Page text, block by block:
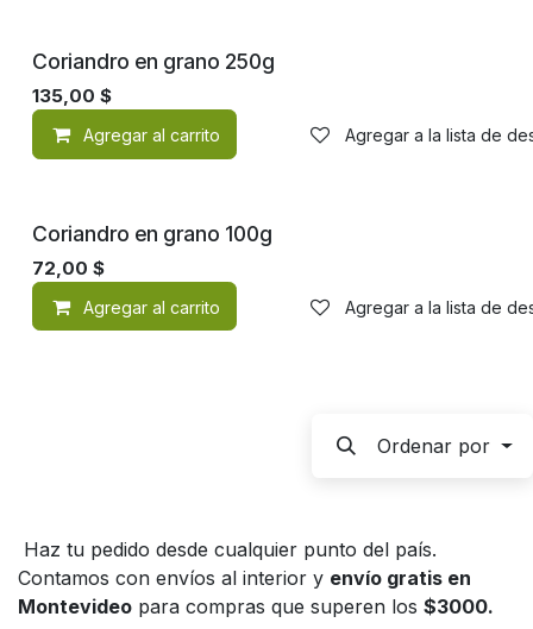
Coriandro en grano 250g
135,00 $
Agregar al carrito Agregar a la lista de
Coriandro en grano 100g
72,00 $
Agregar al carrito Agregar a la lista de
Ordenar por
Haz tu pedido desde cualquier punto del país.
Contamos con envíos al interior y envío gratis en
Montevideo para compras que superen los $3000.